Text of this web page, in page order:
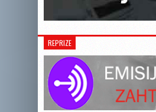
REPRIZE